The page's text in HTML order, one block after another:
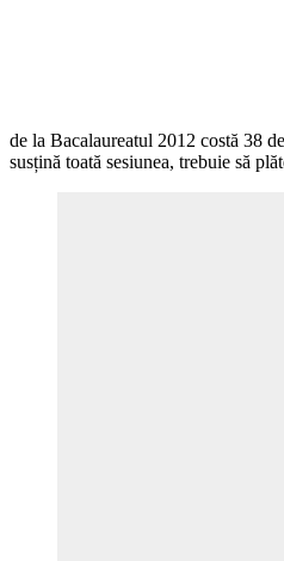
de la Bacalaureatul 2012 costă 38
susțină toată sesiunea, trebuie să